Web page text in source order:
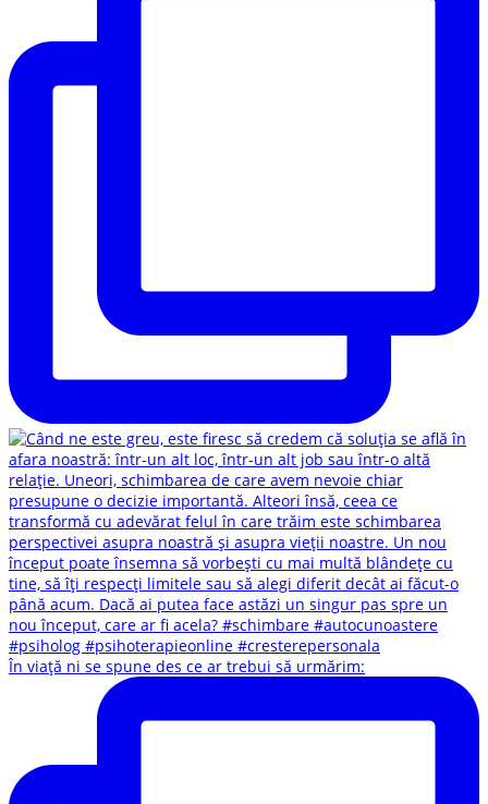
În viață ni se spune des ce ar trebui să urmărim: